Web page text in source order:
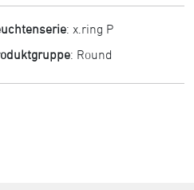
: x.ring P
: Round